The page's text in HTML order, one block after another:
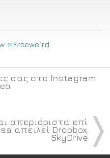
@Freeweird
σας στο Instagram
〉
απεριόριστα επί
απειλεί Dropbox,
SkyDrive